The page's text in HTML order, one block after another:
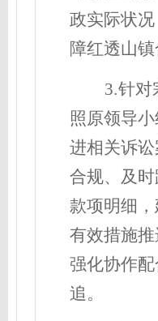
政实际状
障红透山镇
3.针
照原领导
进相关诉
合规、及
款项明细
有效措施
强化协作
追。